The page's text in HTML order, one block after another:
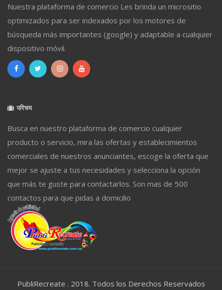
Nuestra plataforma de comercio Les brinda un micrositio
optimizados para ser indexados por los motores de
búsqueda más importantes (google) y adaptable a cualquier
dispositivo móvil.
परिचय
Busca en nuestro plataforma de comercio cualquier
producto o servicio, mira las ofertas y establecimientos
comerciales de nuestros anunciantes, escoge la oferta que
mejor se ajuste a tus necesidades y selecciona la opción
que más te guste para contactarlos. Son mas de 500
contactos para que pidas a domicilio
PubliRecreate . 2018. Todos los Derechos Reservados